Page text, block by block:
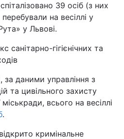
39 осіб (з них
на весіллі у
у Львові.
санітарно-гігієнічних та
даними управління з
та цивільного захисту
всього на весіллі
.
кримінальне